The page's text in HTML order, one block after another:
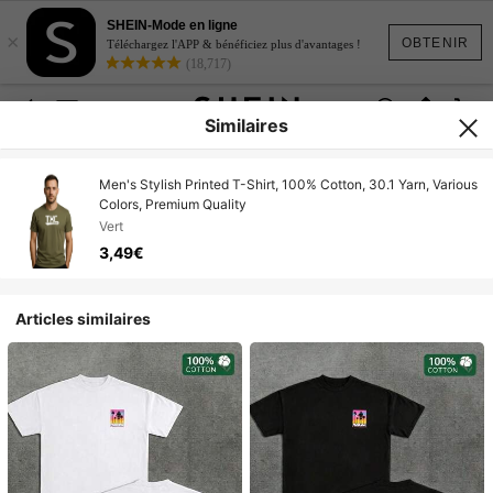
OBTENIR
×
SHEIN-Mode en ligne
Téléchargez l'APP & bénéficiez plus d'avantages !
(18,717)
Similaires
Men's Stylish Printed T-Shirt, 100% Cotton, 30.1 Yarn, Various
Colors, Premium Quality
Vert
3,49€
Articles similaires